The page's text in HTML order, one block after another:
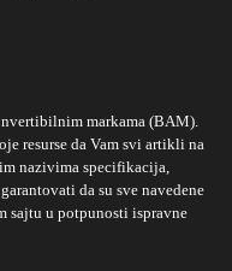
markama (BAM).
resurse da Vam svi artikli na
nazivima specifikacija,
da su sve navedene
sajtu u potpunosti ispravne